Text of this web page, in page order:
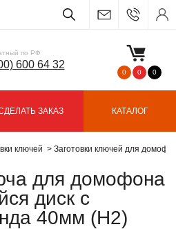
по РФ
600 64 32
0 0 0
ЗАКАЗ КАТАЛОГ
ключей Заготовки ключей для
для домофона
диск c
40мм (H2)